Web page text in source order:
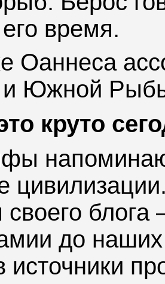
время.
Оаннеса
и Южной
круто
своего
до
источники